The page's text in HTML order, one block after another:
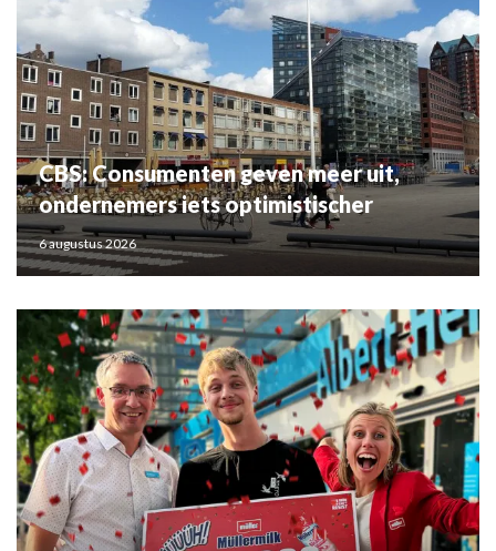
CBS: Consumenten geven meer uit,
ondernemers iets optimistischer
6 augustus 2026